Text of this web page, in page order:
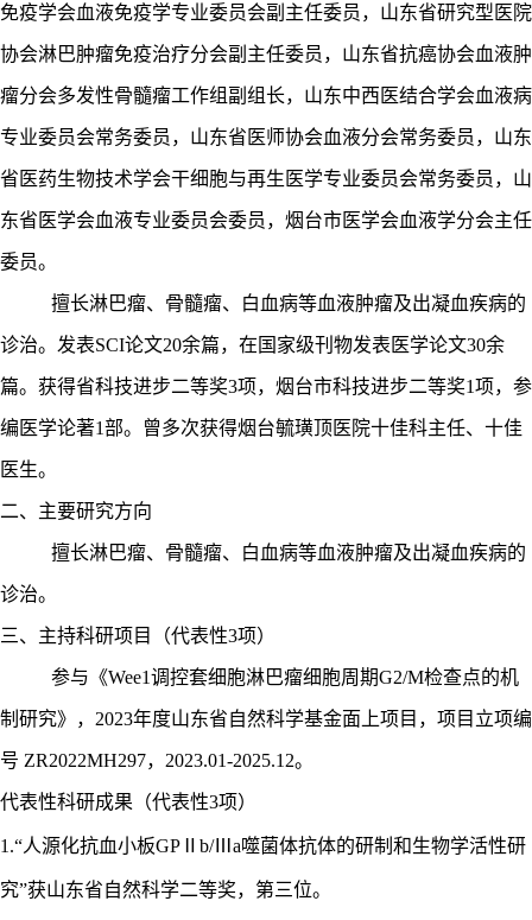
免疫学会血液免疫学专业委员会副主任委员，山东省研究型医院
协会淋巴肿瘤免疫治疗分会副主任委员，山东省抗癌协会血液肿
瘤分会多发性骨髓瘤工作组副组长，山东中西医结合学会血液病
专业委员会常务委员，山东省医师协会血液分会常务委员，山东
省医药生物技术学会干细胞与再生医学专业委员会常务委员，山
东省医学会血液专业委员会委员，烟台市医学会血液学分会主任
委员。
擅长淋巴瘤、骨髓瘤、白血病等血液肿瘤及出凝血疾病的
诊治。发表SCI论文20余篇，在国家级刊物发表医学论文30余
篇。获得省科技进步二等奖3项，烟台市科技进步二等奖1项，参
编医学论著1部。曾多次获得烟台毓璜顶医院十佳科主任、十佳
医生。
二、主要研究方向
擅长淋巴瘤、骨髓瘤、白血病等血液肿瘤及出凝血疾病的
诊治。
三、主持科研项目（代表性3项）
参与《Wee1调控套细胞淋巴瘤细胞周期G2/M检查点的机
制研究》，2023年度山东省自然科学基金面上项目，项目立项编
号 ZR2022MH297，2023.01-2025.12。
代表性科研成果（代表性3项）
1.“人源化抗血小板GPⅡb/Ⅲa噬菌体抗体的研制和生物学活性研
究”获山东省自然科学二等奖，第三位。